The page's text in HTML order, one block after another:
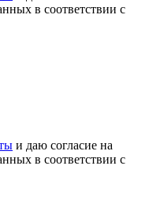
в соответствии с
и даю согласие на
в соответствии с